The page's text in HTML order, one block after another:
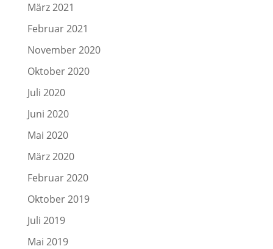
März 2021
Februar 2021
November 2020
Oktober 2020
Juli 2020
Juni 2020
Mai 2020
März 2020
Februar 2020
Oktober 2019
Juli 2019
Mai 2019